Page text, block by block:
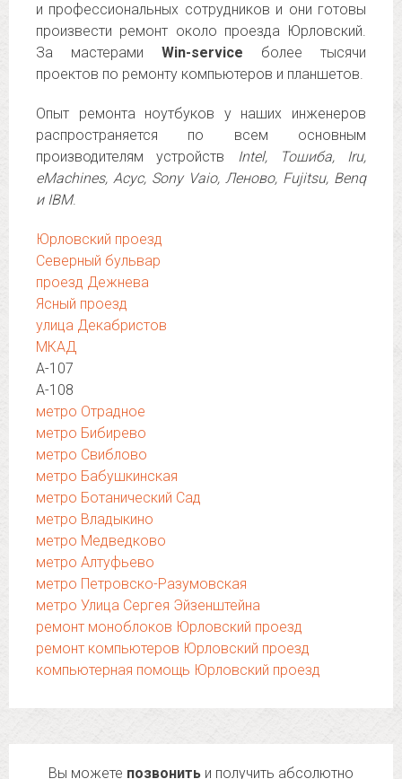
и профессиональных сотрудников и они готовы
произвести ремонт около проезда Юрловский.
За мастерами Win-service более тысячи
проектов по ремонту компьютеров и планшетов.
Опыт ремонта ноутбуков у наших инженеров
распространяется по всем основным
производителям устройств Intel, Тошиба, Iru,
eMachines, Асус, Sony Vaio, Леново, Fujitsu, Benq
и IBM.
Юрловский проезд
Северный бульвар
проезд Дежнева
Ясный проезд
улица Декабристов
МКАД
А-107
А-108
метро Отрадное
метро Бибирево
метро Свиблово
метро Бабушкинская
метро Ботанический Сад
метро Владыкино
метро Медведково
метро Алтуфьево
метро Петровско-Разумовская
метро Улица Сергея Эйзенштейна
ремонт моноблоков Юрловский проезд
ремонт компьютеров Юрловский проезд
компьютерная помощь Юрловский проезд
Вы можете позвонить и получить абсолютно